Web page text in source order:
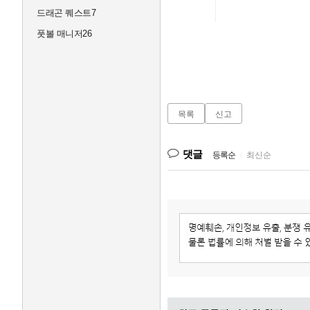
드래곤 퀘스트7
풋볼 매니저26
목록 신고
댓글 등록순 최신순